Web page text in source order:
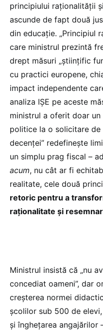
principiului raționalității
ascunde de fapt două
din educație. „Principiul
care ministrul prezintă
drept măsuri „științific
cu practici europene,
impact independente
analiza IȘE pe aceste
ministrul a oferit doar
politice la o solicitare de
decenței” redefinește
un simplu prag fiscal –
acum, nu cât ar fi
realitate, cele două
retoric pentru a
raționalitate și
Ministrul insistă că „nu
concediat oameni”, dar
creșterea normei
școlilor sub 500 de
și înghețarea angajărilor